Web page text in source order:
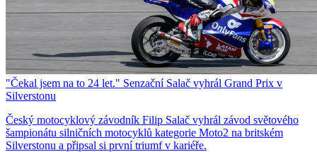
"Čekal jsem na to 24 let." Senzační Salač vyhrál Grand Prix v
Silverstonu
Český motocyklový závodník Filip Salač vyhrál závod světového
šampionátu silničních motocyklů kategorie Moto2 na britském
Silverstonu a připsal si první triumf v kariéře.